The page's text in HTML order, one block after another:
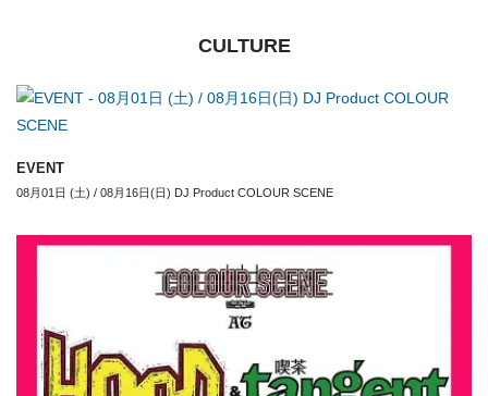
CULTURE
EVENT
08月01日 (土) / 08月16日(日) DJ Product COLOUR SCENE